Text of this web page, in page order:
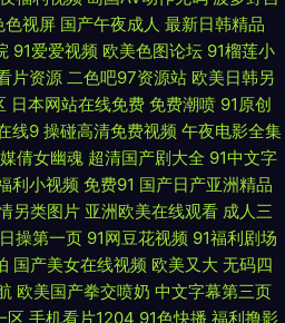
月丁香最新资源 俺也去综合网 91在线观看
变态另类av 俺来也五月天伦理 四虎五区
线资源 有码精品免费观看 www久久精品
频网 超碰669 欧美性交影院 91北京TS兰
人妻无码专区视频 91视频合集 精品福利
利社 亚洲色天堂五月丁香 91夜色 午夜福利
色视屏 国产午夜成人 最新日韩精品
91爱爱视频 欧美色图论坛 91榴莲小
片资源 二色吧97资源站 欧美日韩另
日本网站在线免费 免费潮喷 91原创
线9 操碰高清免费视频 午夜电影全集
倩女幽魂 超清国产剧大全 91中文字
利小视频 免费91 国产日产亚洲精品
另类图片 亚洲欧美在线观看 成人三
操第一页 91网豆花视频 91福利剧场
国产美女在线视频 欧美又大 无码四
欧美国产拳交喷奶 中文字幕第三页
区 手机看片1204 91色快播 福利撸影